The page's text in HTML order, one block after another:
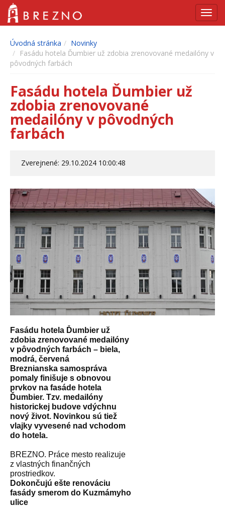
Úvodná stránka
Novinky
Fasádu hotela Ďumbier už zdobia zrenovované medailóny v
pôvodných farbách
Fasádu hotela Ďumbier už
zdobia zrenovované
medailóny v pôvodných
farbách
Zverejnené: 29.10.2024 10:00:48
Fasádu hotela Ďumbier už
zdobia zrenovované medailóny
v pôvodných farbách – biela,
modrá, červená
Breznianska samospráva
pomaly finišuje s obnovou
prvkov na fasáde hotela
Ďumbier. Tzv. medailóny
historickej budove vdýchnu
nový život. Novinkou sú tiež
vlajky vyvesené nad vchodom
do hotela.
BREZNO. Práce mesto realizuje
z vlastných finančných
prostriedkov.
Dokončujú ešte renováciu
fasády smerom do Kuzmámyho
ulice